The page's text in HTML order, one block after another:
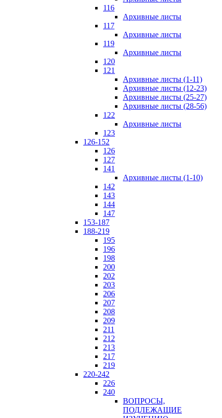
116
Архивные листы
117
Архивные листы
119
Архивные листы
120
121
Архивные листы (1-11)
Архивные листы (12-23)
Архивные листы (25-27)
Архивные листы (28-56)
122
Архивные листы
123
126-152
126
127
141
Архивные листы (1-10)
142
143
144
147
153-187
188-219
195
196
198
200
202
203
206
207
208
209
211
212
213
217
219
220-242
226
240
ВОПРОСЫ,
ПОДЛЕЖАЩИЕ